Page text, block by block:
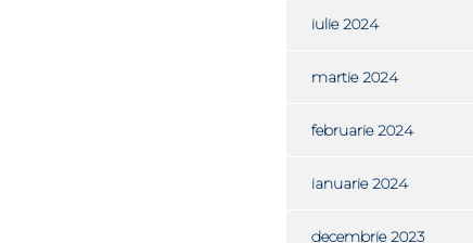
iulie 2024
martie 2024
februarie 2024
ianuarie 2024
decembrie 2023